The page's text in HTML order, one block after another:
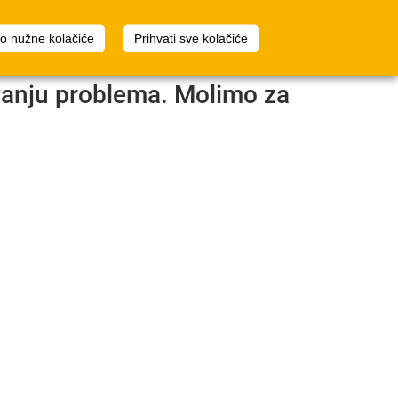
nužne kolačiće
Prihvati sve kolačiće
Planer prostora Prijava
problema. Molimo za